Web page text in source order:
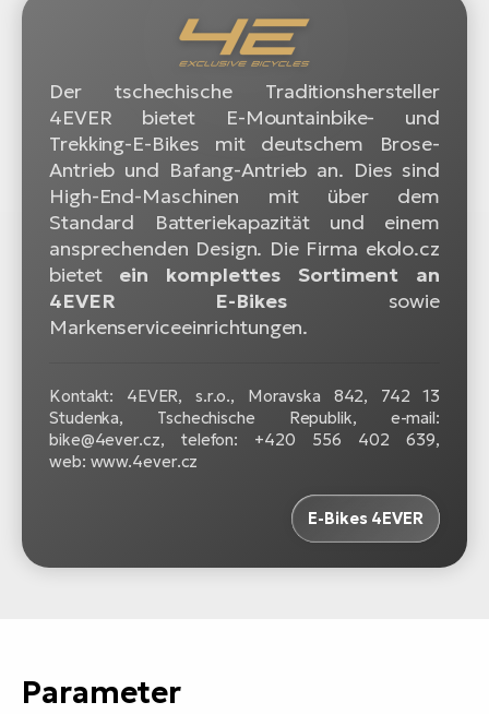
Der tschechische Traditionshersteller
4EVER bietet E-Mountainbike- und
Trekking-E-Bikes mit deutschem Brose-
Antrieb und Bafang-Antrieb an. Dies sind
High-End-Maschinen mit über dem
Standard Batteriekapazität und einem
ansprechenden Design. Die Firma ekolo.cz
bietetein komplettes Sortiment an
4EVER E-Bikessowie
Markenserviceeinrichtungen.
Kontakt: 4EVER, s.r.o., Moravska 842, 742 13
Studenka, Tschechische Republik, e-mail:
bike@4ever.cz, telefon: +420 556 402 639,
web: www.4ever.cz
E-Bikes 4EVER
Parameter